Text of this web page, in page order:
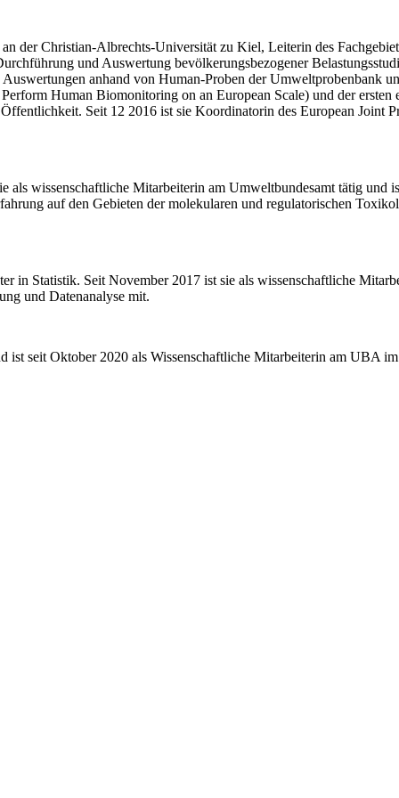
der Christian-Albrechts-Universität zu Kiel, Leiterin des
und Auswertung bevölkerungsbezogener
anhand von Human-Proben der Umweltprobenbank
Human Biomonitoring on an European Scale) und der
Seit 12 2016 ist sie Koordinatorin des European Joint
wissenschaftliche Mitarbeiterin am Umweltbundesamt tätig und
auf den Gebieten der molekularen und regulatorischen
in Statistik. Seit November 2017 ist sie als wissenschaftliche
und Datenanalyse mit.
ist seit Oktober 2020 als Wissenschaftliche Mitarbeiterin am UBA